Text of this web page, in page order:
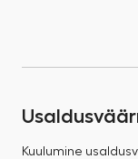
Kuulumine